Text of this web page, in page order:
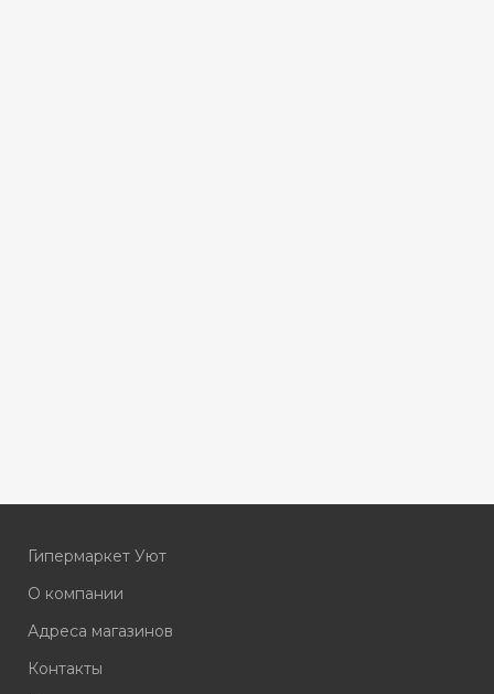
Гипермаркет Уют
О компании
Адреса магазинов
Контакты